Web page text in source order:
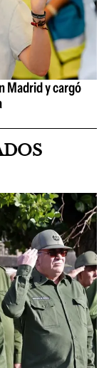
Madrid y cargó